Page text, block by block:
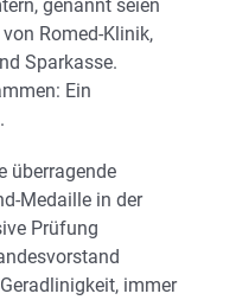
genannt seien
Romed-Klinik,
Sparkasse.
Ein
überragende
Medaille in der
Prüfung
immer